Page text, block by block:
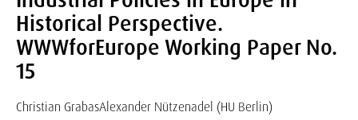
Historical Perspective.
WWWforEurope Working Paper No.
15
Christian GrabasAlexander Nützenadel (HU Berlin)